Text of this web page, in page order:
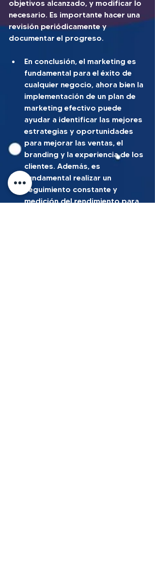
objetivos alcanzado, y modificar lo
necesario. Es importante hacer una
revisión periódicamente y
documentar el progreso.
En conclusión, el marketing es
fundamental para el éxito de
cualquier negocio, ahora bien la
implementación de un plan de
marketing efectivo puede
ayudar a identificar las mejores
estrategias y oportunidades
para mejorar las ventas, el
branding y la experiencia de los
clientes. Además, es
fundamental realizar un
seguimiento constante y
medición del rendimiento para